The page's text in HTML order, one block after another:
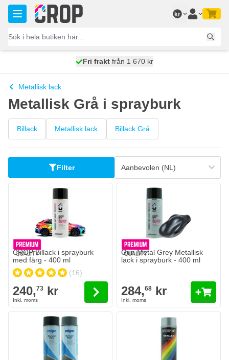
Hoppa till innehållet
kr
skickas idag
Fri frakt från 1 670 kr
100 dagars
Metallisk lack
Metallisk Grå i sprayburk
Billack Metallisk lack Billack Grå
Filter
CROP Billack i sprayburk
med färg - 400 ml
(16)
240,73 kr
Gun Metal Grey Metallisk
lack i sprayburk - 400 ml
284,68 kr
MIPA Stötfångarfärg i sprayburk 400 ml - Snabbtorkande
Config Color
kr